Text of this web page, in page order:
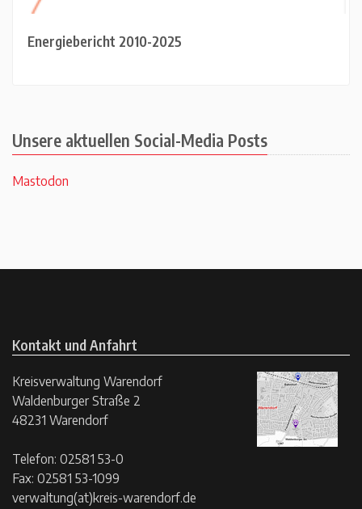
Energiebericht 2010-2025
Unsere aktuellen Social-Media Posts
Mastodon
Kontakt und Anfahrt
Kreisverwaltung Warendorf
Waldenburger Straße 2
48231 Warendorf
Telefon: 02581 53-0
Fax: 02581 53-1099
verwaltung(at)kreis-warendorf.de